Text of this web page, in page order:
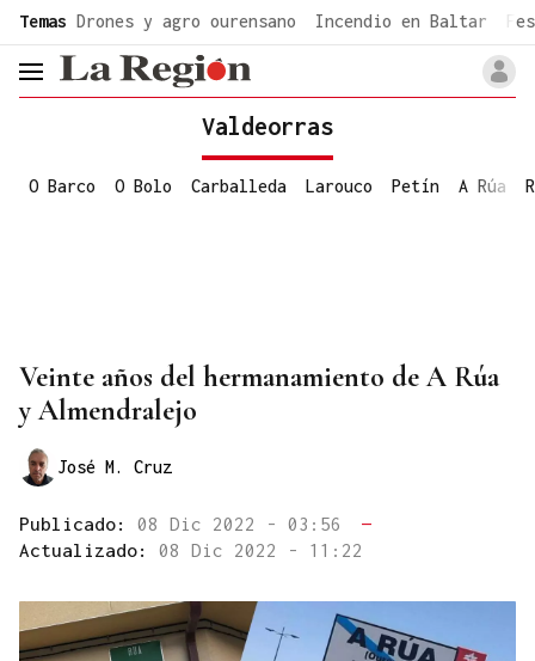
Temas Drones y agro ourensano Incendio en Baltar
header.menu.open
Valdeorras
O Barco O Bolo Carballeda Larouco Petín A Rúa
Veinte años del hermanamiento de A Rúa
y Almendralejo
José M. Cruz
Publicado: 08 Dic 2022 - 03:56
—
Actualizado: 08 Dic 2022 - 11:22